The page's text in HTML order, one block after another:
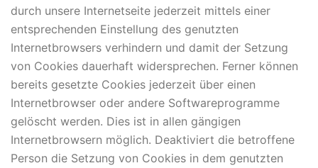
durch unsere Internetseite jederzeit mittels einer
entsprechenden Einstellung des genutzten
Internetbrowsers verhindern und damit der Setzung
von Cookies dauerhaft widersprechen. Ferner können
bereits gesetzte Cookies jederzeit über einen
Internetbrowser oder andere Softwareprogramme
gelöscht werden. Dies ist in allen gängigen
Internetbrowsern möglich. Deaktiviert die betroffene
Person die Setzung von Cookies in dem genutzten